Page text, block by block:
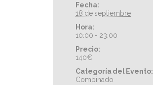
Fecha:
18 de septiembre
Hora:
10:00 - 23:00
Precio:
140€
Categoría del Evento:
Combinado